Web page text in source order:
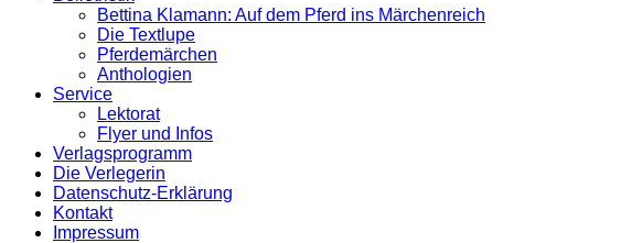
Bettina Klamann: Auf dem Pferd ins Märchenreich
Die Textlupe
Pferdemärchen
Anthologien
Service
Lektorat
Flyer und Infos
Verlagsprogramm
Die Verlegerin
Datenschutz-Erklärung
Kontakt
Impressum